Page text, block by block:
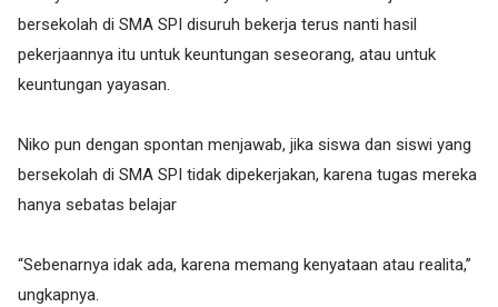
bersekolah di SMA SPI disuruh bekerja terus nanti hasil
pekerjaannya itu untuk keuntungan seseorang, atau untuk
keuntungan yayasan.
Niko pun dengan spontan menjawab, jika siswa dan siswi yang
bersekolah di SMA SPI tidak dipekerjakan, karena tugas mereka
hanya sebatas belajar
“Sebenarnya idak ada, karena memang kenyataan atau realita,”
ungkapnya.